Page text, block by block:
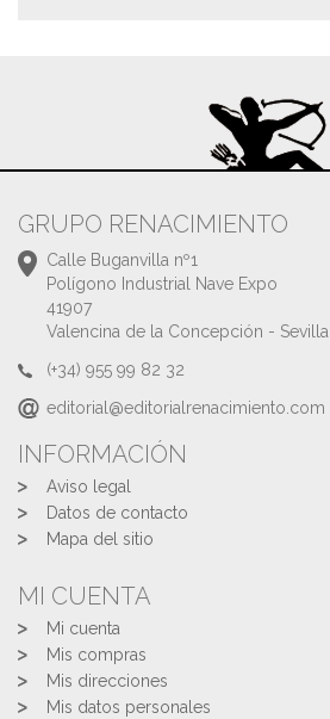
GRUPO RENACIMIENTO
Calle Buganvilla nº1
Polígono Industrial Nave Expo
41907
Valencina de la Concepción - Sevilla
(+34) 955 99 82 32
editorial@editorialrenacimiento.com
INFORMACIÓN
Aviso legal
Datos de contacto
Mapa del sitio
MI CUENTA
Mi cuenta
Mis compras
Mis direcciones
Mis datos personales